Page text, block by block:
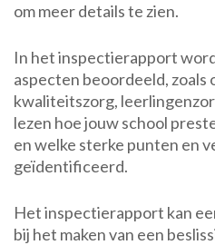
om meer details te zien.
In het inspectierapport
aspecten beoordeeld,
kwaliteitszorg,
lezen hoe jouw school
en welke sterke punten en
geïdentificeerd.
Het inspectierapport kan
bij het maken van een